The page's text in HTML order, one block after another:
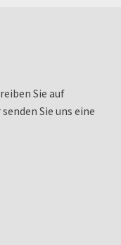
Sie auf
Sie uns eine